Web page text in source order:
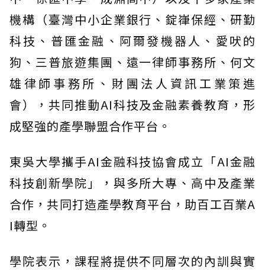
機構（臺灣中小企業銀行、錠嵂保經、研勤
科技、普匯金融、阿爾發機器人、愛吠的
狗、三普旅遊集團、遠一律師事務所、何文
雄律師事務所、財團法人資訊工業策進
會），共同推動AI科技及金融素養教育，形
成堅強的產學聯盟合作平台。
東吳大學攜手AI金融科技協會成立「AI金融
科技創新學院」，與多所大專、高中及產業
合作，共同打造產學教育平台，助百工百業A
I轉型。
學院表示，課程將提供不同層次的內訓與實